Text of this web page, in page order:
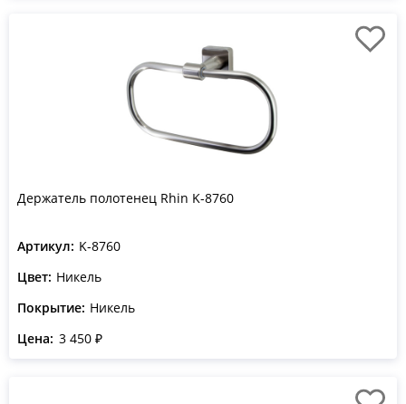
Держатель полотенец Rhin K-8760
Артикул: K-8760
Цвет: Никель
Покрытие: Никель
Цена: 3 450 ₽